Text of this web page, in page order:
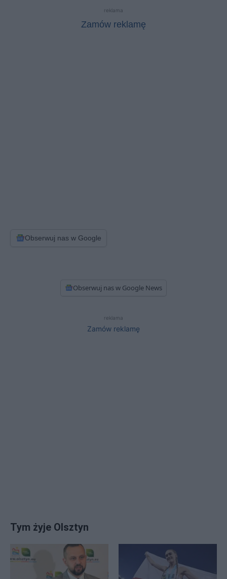
reklama
Zamów reklamę
Obserwuj nas w Google
Obserwuj nas w Google News
reklama
Zamów reklamę
Tym żyje Olsztyn